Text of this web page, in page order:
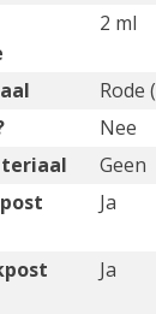
2 ml
Rode
Nee
Geen
Ja
Ja